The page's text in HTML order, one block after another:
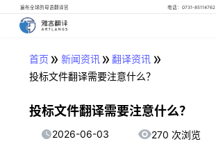
遍布全球的母语翻译官 电话：0731-85114762
首页 » 新闻资讯» 翻译资讯 »
投标文件翻译需要注意什么？
投标文件翻译需要注意什么？
2026-06-03 270 次浏览